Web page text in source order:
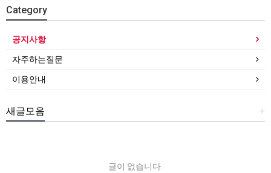
Category
공지사항
자주하는질문
이용안내
+
새글모음
글이 없습니다.